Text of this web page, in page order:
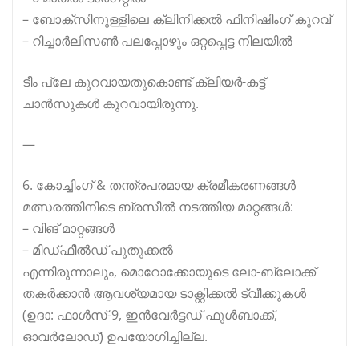
– ബോക്സിനുള്ളിലെ ക്ലിനിക്കൽ ഫിനിഷിംഗ് കുറവ്
– റിച്ചാർലിസൺ പലപ്പോഴും ഒറ്റപ്പെട്ട നിലയിൽ
ടീം പ്ലേ കുറവായതുകൊണ്ട് ക്ലിയർ-കട്ട്
ചാൻസുകൾ കുറവായിരുന്നു.
—
6. കോച്ചിംഗ് & തന്ത്രപരമായ ക്രമീകരണങ്ങൾ
മത്സരത്തിനിടെ ബ്രസീൽ നടത്തിയ മാറ്റങ്ങൾ:
– വിങ് മാറ്റങ്ങൾ
– മിഡ്ഫീൽഡ് പുതുക്കൽ
എന്നിരുന്നാലും, മൊറോക്കോയുടെ ലോ-ബ്ലോക്ക്
തകർക്കാൻ ആവശ്യമായ ടാക്റ്റിക്കൽ ട്വീക്കുകൾ
(ഉദാ: ഫാൾസ്-9, ഇൻവേർട്ടഡ് ഫുൾബാക്ക്,
ഓവർലോഡ്) ഉപയോഗിച്ചില്ല.